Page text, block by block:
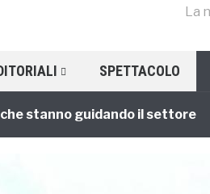
La
SPETTACOLO
guidando il settore